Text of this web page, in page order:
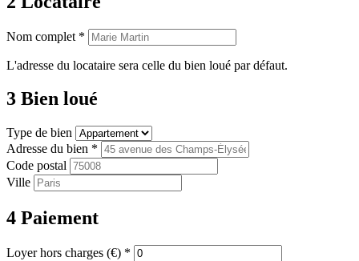
Nom complet *
L'adresse du locataire sera celle du bien loué par défaut.
3 Bien loué
Type de bien
Adresse du bien *
Code postal
Ville
4 Paiement
Loyer hors charges (€) *